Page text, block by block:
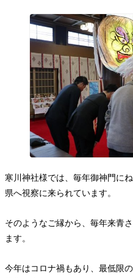
寒川神社様では、毎年御神門に
県へ視察に来られています。
そのようなご縁から、毎年来青
ます。
今年はコロナ禍もあり、最低限